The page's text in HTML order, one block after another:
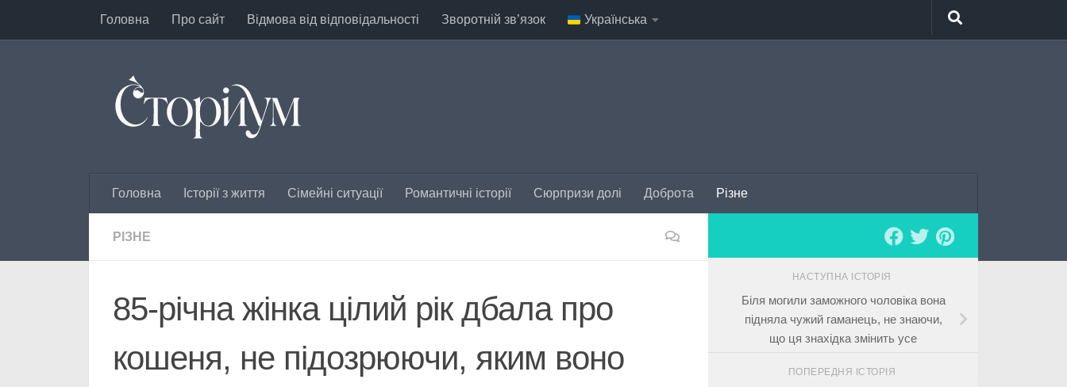
Перейти до вмісту
Головна Про сайт Відмова від відповідальності Зворотній зв’язок Українська
Головна Історії з життя Сімейні ситуації Романтичні історії Сюрпризи долі Доброта Різне
РІЗНЕ
85-річна жінка цілий рік дбала про
кошеня, не підозрюючи, яким воно
НАСТУПНА ІСТОРІЯ
Біля могили заможного чоловіка вона
підняла чужий гаманець, не знаючи,
що ця знахідка змінить усе
ПОПЕРЕДНЯ ІСТОРІЯ